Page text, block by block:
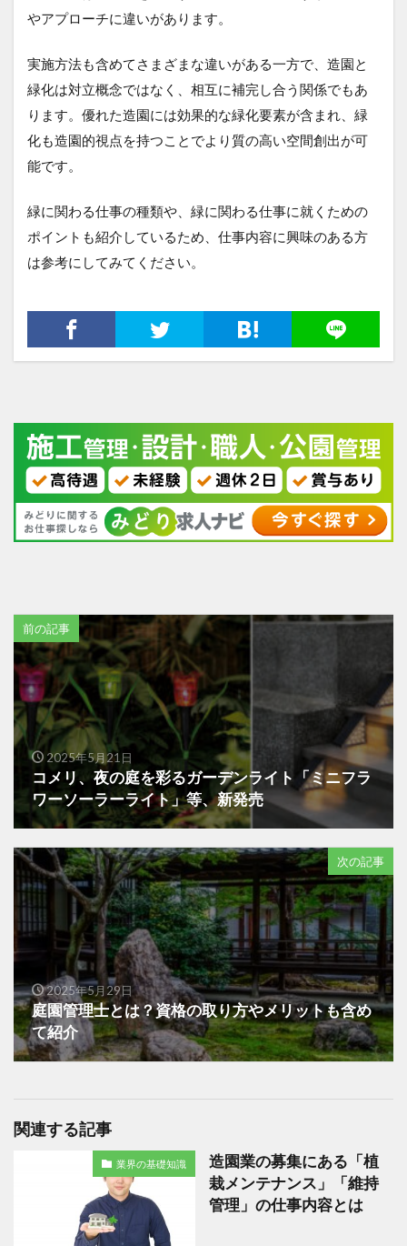
やアプローチに違いがあります。
実施方法も含めてさまざまな違いがある一方で、造園と
緑化は対立概念ではなく、相互に補完し合う関係でもあ
ります。優れた造園には効果的な緑化要素が含まれ、緑
化も造園的視点を持つことでより質の高い空間創出が可
能です。
緑に関わる仕事の種類や、緑に関わる仕事に就くための
ポイントも紹介しているため、仕事内容に興味のある方
は参考にしてみてください。
前の記事
2025年5月21日
コメリ、夜の庭を彩るガーデンライト「ミニフラ
ワーソーラーライト」等、新発売
次の記事
2025年5月29日
庭園管理士とは？資格の取り方やメリットも含め
て紹介
関連する記事
業界の基礎知識
造園業の募集にある「植
栽メンテナンス」「維持
管理」の仕事内容とは